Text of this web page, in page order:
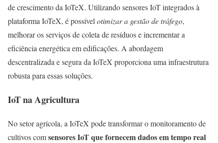
de crescimento da IoTeX. Utilizando sensores IoT integrados à
plataforma IoTeX, é possível otimizar a gestão de tráfego,
melhorar os serviços de coleta de resíduos e incrementar a
eficiência energética em edificações. A abordagem
descentralizada e segura da IoTeX proporciona uma infraestrutura
robusta para essas soluções.
IoT na Agricultura
No setor agrícola, a IoTeX pode transformar o monitoramento de
cultivos comsensores IoT que fornecem dados em tempo real